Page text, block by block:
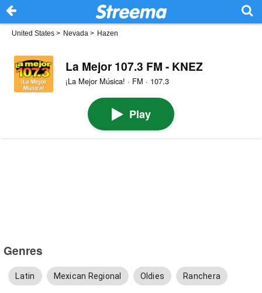
United States > Nevada > Hazen
La Mejor 107.3 FM - KNEZ
¡La Mejor Música! · FM · 107.3
Play
Genres
Latin Mexican Regional Oldies Ranchera